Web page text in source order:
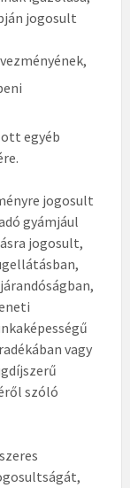
jogosult
egyéb
jogosult
gyámjául
jogosult,
vagy
szóló